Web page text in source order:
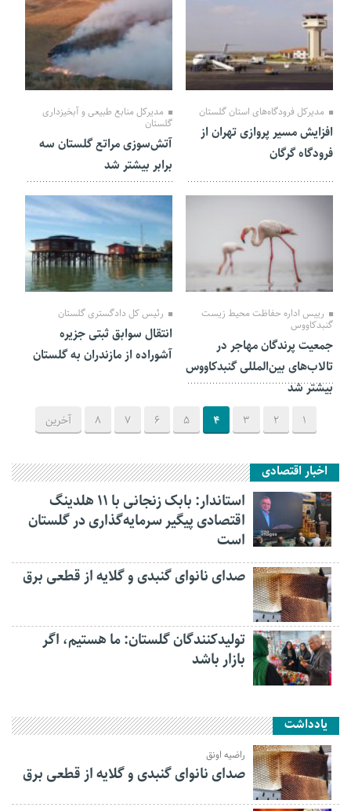
مدیرکل فرودگاه‌های استان گلستان
افزایش مسیر پروازی تهران از
فرودگاه گرگان
10 مهر 1403
مدیرکل منابع طبیعی و آبخیزداری
گلستان
آتش‌سوزی مراتع گلستان سه
برابر بیشتر شد
رییس اداره حفاظت محیط زیست
گنبدکاووس
جمعیت پرندگان مهاجر در
تالاب‌های بین‌المللی گنبدکاووس
بیشتر شد
رئیس کل دادگستری گلستان
انتقال سوابق ثبتی جزیره
آشوراده از مازندران به گلستان
1
2
3
4
5
6
7
8 آخرین
اخبار اقتصادی
استاندار: بابک زنجانی با ۱۱ هلدینگ
اقتصادی پیگیر سرمایه‌گذاری در گلستان
است
صدای نانوای گنبدی و گلایه از قطعی برق
تولیدکنندگان گلستان: ما هستیم، اگر
بازار باشد
یادداشت
راضیه اونق
صدای نانوای گنبدی و گلایه از قطعی برق